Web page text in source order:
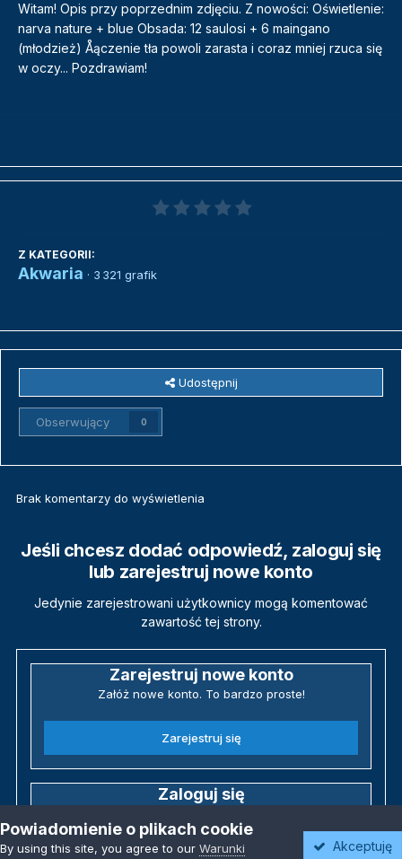
Witam! Opis przy poprzednim zdjęciu. Z nowości: Oświetlenie:
narva nature + blue Obsada: 12 saulosi + 6 maingano
(młodzież) Åączenie tła powoli zarasta i coraz mniej rzuca się
w oczy... Pozdrawiam!
Z KATEGORII:
Akwaria · 3 321 grafik
Udostępnij
Obserwujący 0
Brak komentarzy do wyświetlenia
Jeśli chcesz dodać odpowiedź, zaloguj się
lub zarejestruj nowe konto
Jedynie zarejestrowani użytkownicy mogą komentować
zawartość tej strony.
Zarejestruj nowe konto
Załóż nowe konto. To bardzo proste!
Zarejestruj się
Zaloguj się
Powiadomienie o plikach cookie
By using this site, you agree to our Warunki
Akceptuję